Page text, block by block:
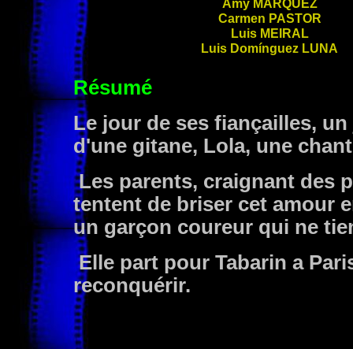
Amy MÁRQUEZ
Carmen PASTOR
Luis MEIRAL
Luis Domínguez LUNA
Résumé
Le jour de ses fiançailles,
d'une gitane, Lola, une
Les parents, craignant des
tentent de briser cet amour
un garçon coureur qui ne
Elle part pour Tabarin a
reconquérir.